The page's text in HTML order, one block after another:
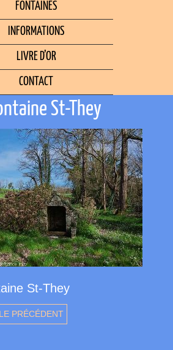
FONTAINES
INFORMATIONS
LIVRE D’OR
CONTACT
St-They
St-They
PRÉCÉDENT